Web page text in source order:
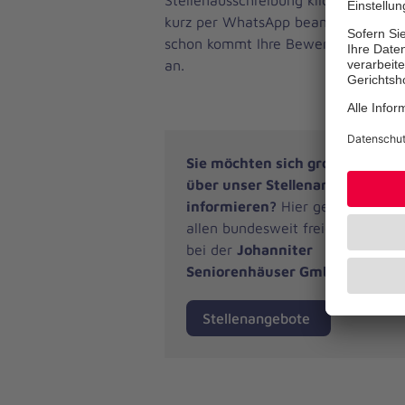
kurz per WhatsApp beantworten
schon kommt Ihre Bewerbung bei
an.
Sie möchten sich großräumiger
über unser Stellenangebot
informieren? Hier geht es zu
allen bundesweit freien Stellen
bei der Johanniter
Seniorenhäuser GmbH
Stellenangebote